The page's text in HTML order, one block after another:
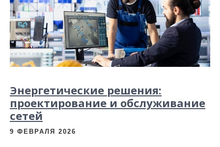
Энергетические решения:
проектирование и обслуживание
сетей
9 ФЕВРАЛЯ 2026